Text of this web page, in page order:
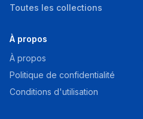
Toutes les collections
À propos
À propos
Politique de confidentialité
Conditions d'utilisation